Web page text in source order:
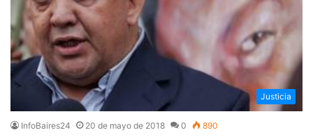
Justicia
InfoBaires24 20 de mayo de 2018 0 890